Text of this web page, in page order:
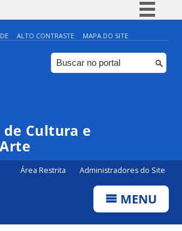
Simplifique!
Comunica BR
Participe
ALTO CONTRASTE MAPA DO SITE
Cultura e
Área Restrita Administradores do Site
MENU